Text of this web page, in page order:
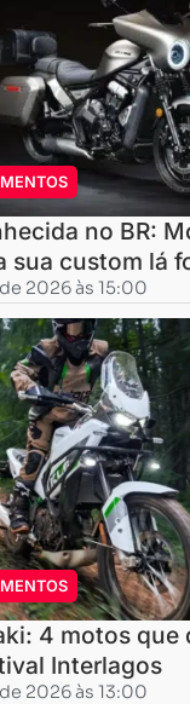
no BR:
sua custom lá
2026 às 15:00
4 motos que
Interlagos
2026 às 13:00